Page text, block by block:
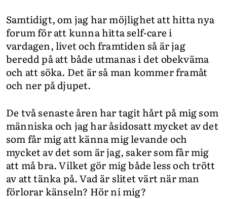
Samtidigt, om jag har möjlighet att hitta nya
forum för att kunna hitta self-care i
vardagen, livet och framtiden så är jag
beredd på att både utmanas i det obekväma
och att söka. Det är så man kommer framåt
och ner på djupet.
De två senaste åren har tagit hårt på mig som
människa och jag har åsidosatt mycket av det
som får mig att känna mig levande och
mycket av det som är jag, saker som får mig
att må bra. Vilket gör mig både less och trött
av att tänka på. Vad är slitet värt när man
förlorar känseln? Hör ni mig?